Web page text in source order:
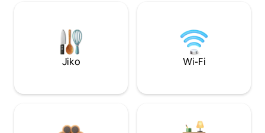
Jiko Wi-Fi